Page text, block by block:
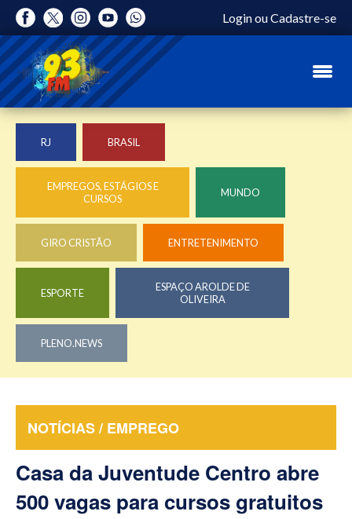
LoginouCadastre-se
RJ BRASIL
EMPREGOS, ESTÁGIOS E
CURSOS
MUNDO
GIRO CRISTÃO ENTRETENIMENTO
ESPORTE
ESPAÇO AROLDE DE
OLIVEIRA
PLENO.NEWS
NOTÍCIAS / EMPREGO
Casa da Juventude Centro abre
500 vagas para cursos gratuitos